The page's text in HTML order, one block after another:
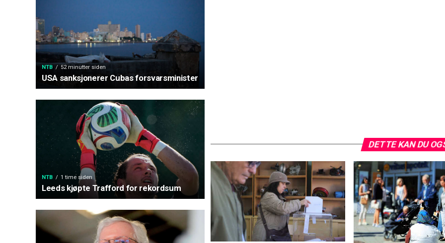
NTB 52 minutter siden
USA sanksjonerer Cubas forsvarsminister
NTB 1 time siden
Leeds kjøpte Trafford for rekordsum
DETTE KAN DU